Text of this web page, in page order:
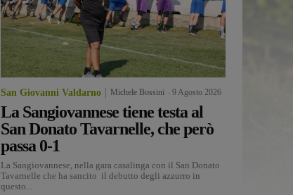
San Giovanni Valdarno Michele Bossini 9 Agosto 2026
La Sangiovannese tiene testa al
San Donato Tavarnelle, che però
passa 0-1
La Sangiovannese, nella gara casalinga con il San Donato
Tavarnelle che ha sancito il debutto degli azzurro in
questo...